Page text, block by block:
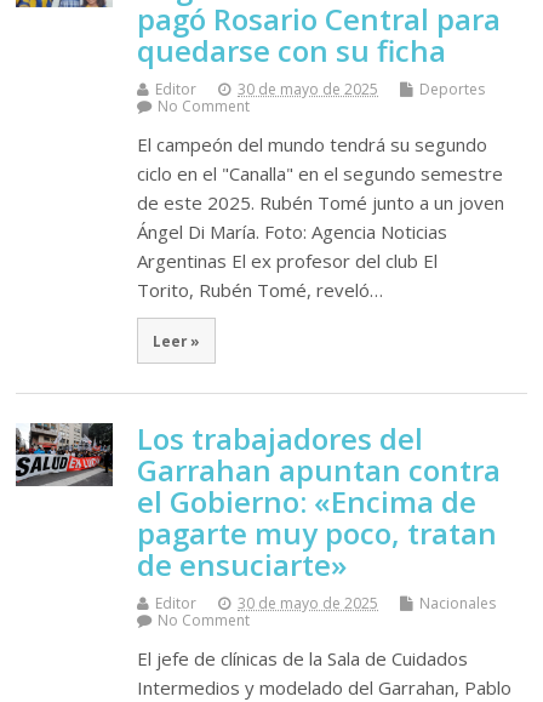
pagó Rosario Central para
quedarse con su ficha
Editor 30 de mayo de 2025
Deportes
No Comment
El campeón del mundo tendrá su segundo
ciclo en el "Canalla" en el segundo semestre
de este 2025. Rubén Tomé junto a un joven
Ángel Di María. Foto: Agencia Noticias
Argentinas El ex profesor del club El
Torito, Rubén Tomé, reveló…
Leer »
Los trabajadores del
Garrahan apuntan contra
el Gobierno: «Encima de
pagarte muy poco, tratan
de ensuciarte»
Editor 30 de mayo de 2025
Nacionales
No Comment
El jefe de clínicas de la Sala de Cuidados
Intermedios y modelado del Garrahan, Pablo